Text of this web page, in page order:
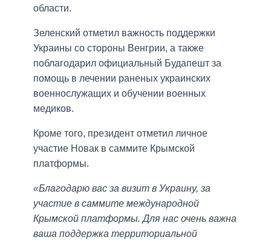
области.
Зеленский отметил важность поддержки
Украины со стороны Венгрии, а также
поблагодарил официальный Будапешт за
помощь в лечении раненых украинских
военнослужащих и обучении военных
медиков.
Кроме того, президент отметил личное
участие Новак в саммите Крымской
платформы.
«Благодарю вас за визит в Украину, за
участие в саммите международной
Крымской платформы. Для нас очень важна
ваша поддержка территориальной